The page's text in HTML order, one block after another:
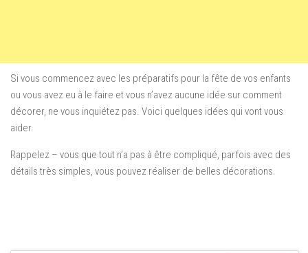
Si vous commencez avec les préparatifs pour la fête de vos enfants
ou vous avez eu à le faire et vous n’avez aucune idée sur comment
décorer, ne vous inquiétez pas. Voici quelques idées qui vont vous
aider.
Rappelez – vous que tout n’a pas à être compliqué, parfois avec des
détails très simples, vous pouvez réaliser de belles décorations.